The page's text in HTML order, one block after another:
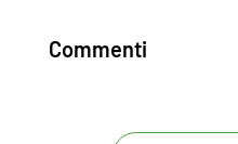
Commenti